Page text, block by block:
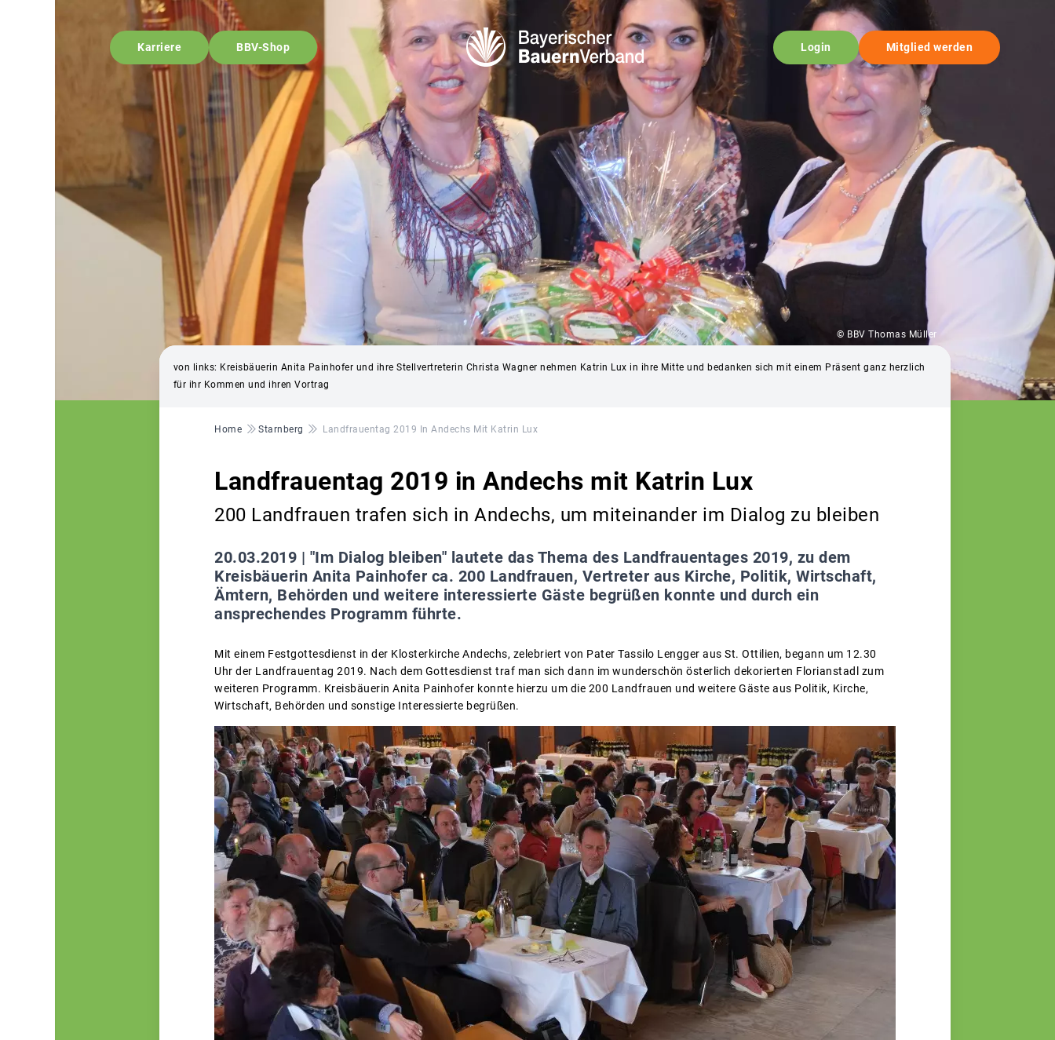
Karriere BBV-Shop Login Mitglied werden
© BBV Thomas Müller
von links: Kreisbäuerin Anita Painhofer und ihre Stellvertreterin Christa Wagner nehmen Katrin Lux in ihre Mitte und bedanken sich mit einem Präsent ganz herzlich
für ihr Kommen und ihren Vortrag
Pfadnavigation
Home Starnberg Landfrauentag 2019 In Andechs Mit Katrin Lux
Landfrauentag 2019 in Andechs mit Katrin Lux
200 Landfrauen trafen sich in Andechs, um miteinander im Dialog zu bleiben
20.03.2019 | "Im Dialog bleiben" lautete das Thema des Landfrauentages 2019, zu dem
Kreisbäuerin Anita Painhofer ca. 200 Landfrauen, Vertreter aus Kirche, Politik, Wirtschaft,
Ämtern, Behörden und weitere interessierte Gäste begrüßen konnte und durch ein
ansprechendes Programm führte.
Mit einem Festgottesdienst in der Klosterkirche Andechs, zelebriert von Pater Tassilo Lengger aus St. Ottilien, begann um 12.30
Uhr der Landfrauentag 2019. Nach dem Gottesdienst traf man sich dann im wunderschön österlich dekorierten Florianstadl zum
weiteren Programm. Kreisbäuerin Anita Painhofer konnte hierzu um die 200 Landfrauen und weitere Gäste aus Politik, Kirche,
Wirtschaft, Behörden und sonstige Interessierte begrüßen.